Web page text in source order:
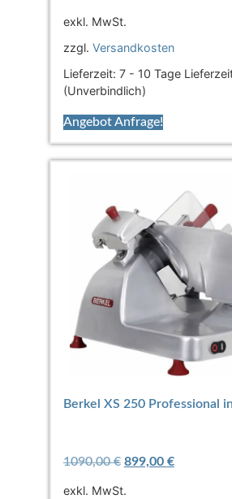
exkl. MwSt.
zzgl. Versandkosten
Lieferzeit: 7 - 10 Tage
(Unverbindlich)
Angebot Anfrage!
Berkel XS 250 Professional
1090,00€ 899,00 €
exkl. MwSt.